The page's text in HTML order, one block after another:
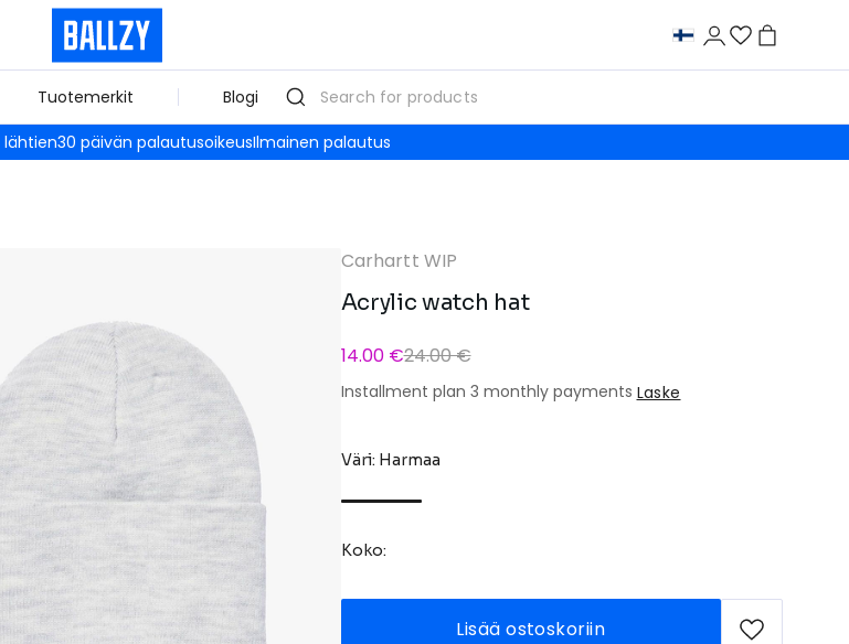
Tuotemerkit Blogi
30 päivän palautusoikeusIlmainen palautus
Carhartt WIP
Acrylic watch hat
14.00 €24.00 €
Installment plan 3 monthly payments Laske
Väri: Harmaa
Koko:
Lisää ostoskoriin